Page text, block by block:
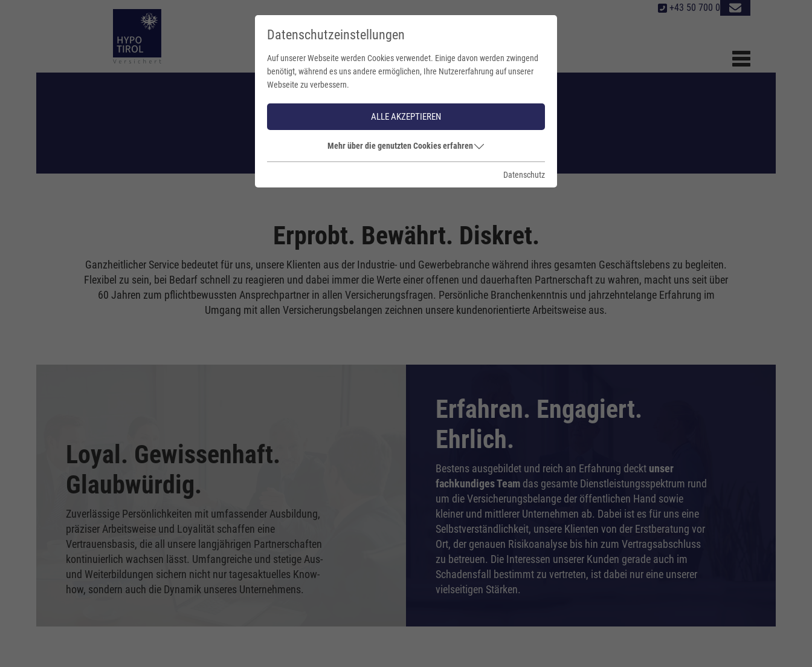
+43 50 700 0
ETVD Versicherungsmakler
Erprobt. Bewährt. Diskret.
Ganzheitlicher Service bedeutet für uns, unsere Klienten aus der Industrie- und Gewerbebranche während ihres gesamten Geschäftslebens zu begleiten.
Flexibel zu sein, bei Bedarf schnell zu reagieren und dabei immer die Werte einer offenen und dauerhaften Partnerschaft zu wahren, macht uns seit über
60 Jahren zum pflichtbewussten Ansprechpartner in allen Versicherungsfragen. Persönliche Branchenkenntnis und jahrzehntelange Erfahrung im
Umgang mit allen Versicherungsbelangen zeichnen unsere kundenorientierte Arbeitsweise aus.
Loyal. Gewissenhaft.
Glaubwürdig.
Zuverlässige Persönlichkeiten mit umfassender Ausbildung,
präziser Arbeitsweise und Loyalität schaffen eine
Vertrauensbasis, die all unsere langjährigen Partnerschaften
kontinuierlich wachsen lässt. Umfangreiche und stetige Aus-
und Weiterbildungen sichern nicht nur tagesaktuelles Know-
how, sondern auch die Dynamik unseres Unternehmens.
Erfahren. Engagiert.
Ehrlich.
Bestens ausgebildet und reich an Erfahrung deckt unser
fachkundiges Teamdas gesamte Dienstleistungsspektrum rund
um die Versicherungsbelange der öffentlichen Hand sowie
kleiner und mittlerer Unternehmen ab. Dabei ist es für uns eine
Selbstverständlichkeit, unsere Klienten von der Erstberatung vor
Ort, der genauen Risikoanalyse bis hin zum Vertragsabschluss
zu betreuen. Die Interessen unserer Kunden gerade auch im
Schadensfall bestimmt zu vertreten, ist dabei nur eine unserer
vielseitigen Stärken.
Datenschutzeinstellungen
Auf unserer Webseite werden Cookies verwendet. Einige davon werden zwingend
benötigt, während es uns andere ermöglichen, Ihre Nutzererfahrung auf unserer
Webseite zu verbessern.
ALLE AKZEPTIEREN
Mehr über die genutzten Cookies erfahren
Datenschutz